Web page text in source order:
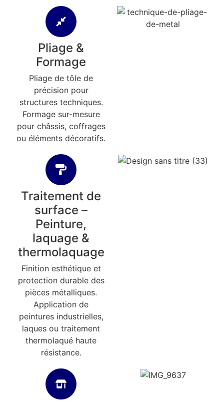
Pliage &
Formage
Pliage de tôle de
précision pour
structures techniques.
Formage sur-mesure
pour châssis, coffrages
ou éléments décoratifs.
Traitement de
surface –
Peinture,
laquage &
thermolaquage
Finition esthétique et
protection durable des
pièces métalliques.
Application de
peintures industrielles,
laques ou traitement
thermolaqué haute
résistance.